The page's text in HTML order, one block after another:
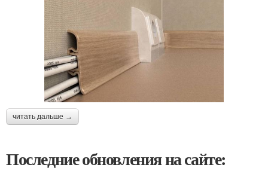
читать дальше →
Последние обновления на сайте: